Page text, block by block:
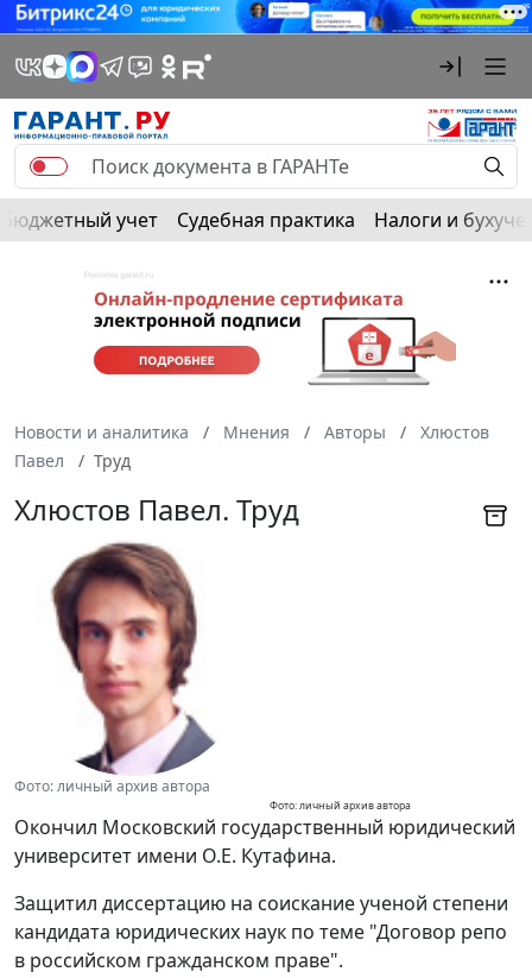
Бюджетный учет Судебная практика Налоги и
Новости и аналитика Мнения Авторы
Хлюстов
Павел
Труд
Хлюстов Павел. Труд
Фото: личный архив автора
Фото: личный архив автора
Окончил Московский государственный юридический
университет имени О.Е. Кутафина.
Защитил диссертацию на соискание ученой степени
кандидата юридических наук по теме "Договор репо
в российском гражданском праве".